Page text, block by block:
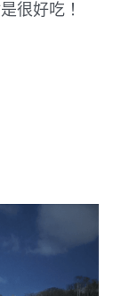
很好吃！